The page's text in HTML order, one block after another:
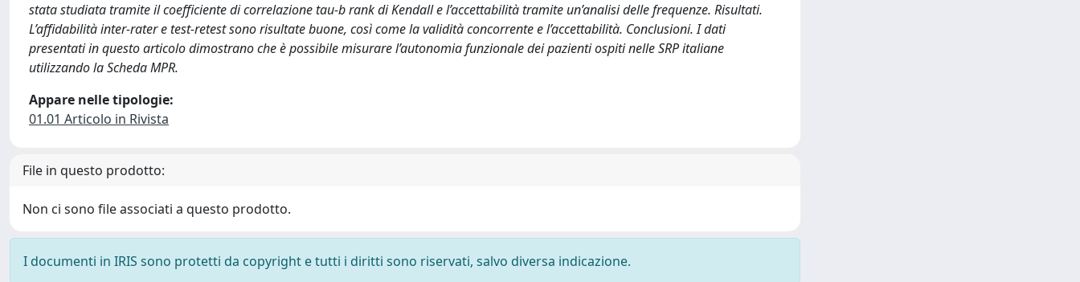
stata studiata tramite il coefficiente di correlazione tau-b rank di Kendall e l’accettabilità tramite un’analisi delle frequenze. Risultati.
L’affidabilità inter-rater e test-retest sono risultate buone, così come la validità concorrente e l’accettabilità. Conclusioni. I dati
presentati in questo articolo dimostrano che è possibile misurare l’autonomia funzionale dei pazienti ospiti nelle SRP italiane
utilizzando la Scheda MPR.
Appare nelle tipologie:
01.01 Articolo in Rivista
File in questo prodotto:
Non ci sono file associati a questo prodotto.
I documenti in IRIS sono protetti da copyright e tutti i diritti sono riservati, salvo diversa indicazione.